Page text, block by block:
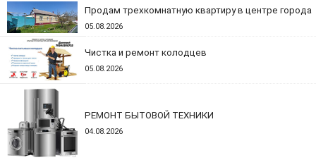
Продам трехкомнатную квартиру в центре города
05.08.2026
Чистка и ремонт колодцев
05.08.2026
РЕМОНТ БЫТОВОЙ ТЕХНИКИ
04.08.2026